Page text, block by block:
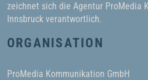
zeichnet sich die Agentur ProMedia
Innsbruck verantwortlich.
ORGANISATION
ProMedia Kommunikation GmbH